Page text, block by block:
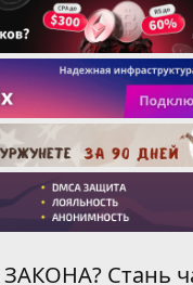
ЗАКОНА? Стань